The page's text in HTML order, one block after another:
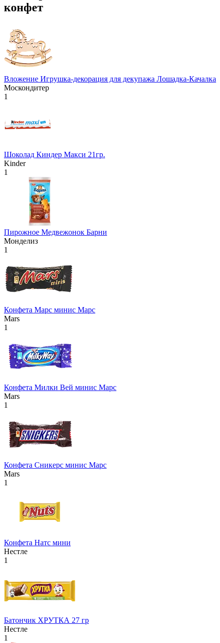
конфет
Вложение Игрушка-декорация для декупажа Лошадка-Качалка
Москондитер
1
Шоколад Киндер Макси 21гр.
Kinder
1
Пирожное Медвежонок Барни
Монделиз
1
Конфета Марс минис Марс
Mars
1
Конфета Милки Вей минис Марс
Mars
1
Конфета Сникерс минис Марс
Mars
1
Конфета Натс мини
Нестле
1
Батончик ХРУТКА 27 гр
Нестле
1